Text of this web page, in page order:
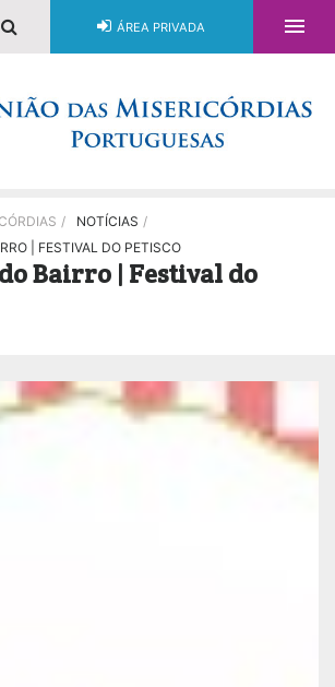
ÁREA PRIVADA 
/ NOTÍCIAS /
| FESTIVAL DO PETISCO
Bairro | Festival do